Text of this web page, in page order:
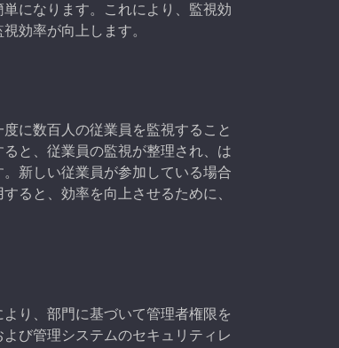
になります。これにより、監視効
効率が向上します。
に数百人の従業員を監視すること
と、従業員の監視が整理され、は
新しい従業員が参加している場合
ると、効率を向上させるために、
り、部門に基づいて管理者権限を
び管理システムのセキュリティレ